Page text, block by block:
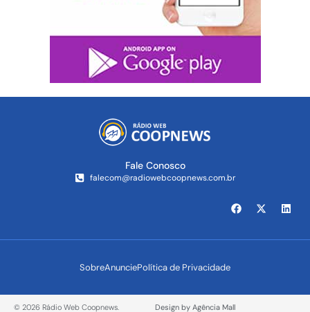
Fale Conosco
falecom@radiowebcoopnews.com.br
SobreAnunciePolítica de Privacidade
© 2026 Rádio Web Coopnews. Design by Agência Mall